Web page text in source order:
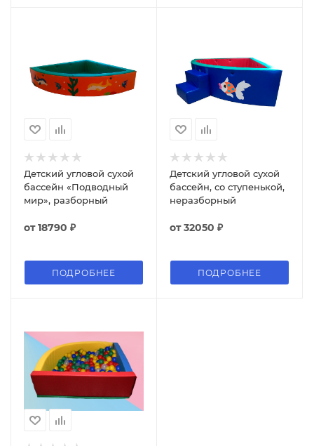
Детский угловой сухой
бассейн «Подводный
мир», разборный
от18790 ₽
ПОДРОБНЕЕ
Детский угловой сухой
бассейн, со ступенькой,
неразборный
от32050 ₽
ПОДРОБНЕЕ